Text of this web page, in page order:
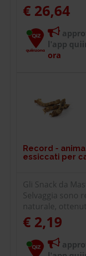
€ 26,64
l'app
ora
Record -
essiccati per
Gli Snack da
Selvaggia sono
naturale,
€ 2,19